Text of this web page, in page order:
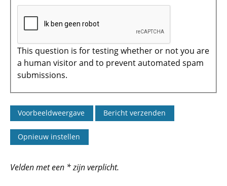
This question is for testing whether or not you are
a human visitor and to prevent automated spam
submissions.
Velden met een * zijn verplicht.